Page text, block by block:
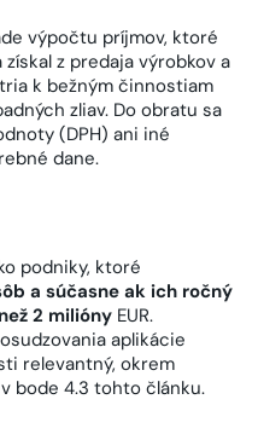
výpočtu príjmov, ktoré
z predaja výrobkov a
k bežným činnostiam
zliav. Do obratu sa
(DPH) ani iné
dane.
podniky, ktoré
a súčasne ak ich ročný
2 milióny EUR.
aplikácie
relevantný, okrem
bode 4.3 tohto článku.